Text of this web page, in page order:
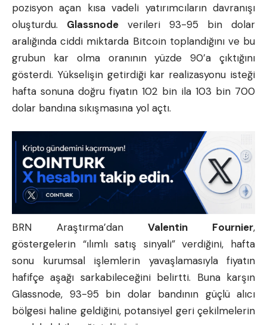
pozisyon açan kısa vadeli yatırımcıların davranışı
oluşturdu. Glassnode verileri 93-95 bin dolar
aralığında ciddi miktarda Bitcoin toplandığını ve bu
grubun kar olma oranının yüzde 90’a çıktığını
gösterdi. Yükselişin getirdiği kar realizasyonu isteği
hafta sonuna doğru fiyatın 102 bin ila 103 bin 700
dolar bandına sıkışmasına yol açtı.
BRN Araştırma’danValentin Fournier,
göstergelerin “ılımlı satış sinyali” verdiğini, hafta
sonu kurumsal işlemlerin yavaşlamasıyla fiyatın
hafifçe aşağı sarkabileceğini belirtti. Buna karşın
Glassnode, 93-95 bin dolar bandının güçlü alıcı
bölgesi haline geldiğini, potansiyel geri çekilmelerin